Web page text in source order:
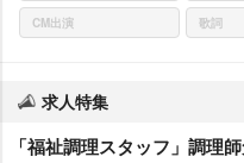
CM出演 歌詞
求人特集
「福祉調理スタッフ」調理